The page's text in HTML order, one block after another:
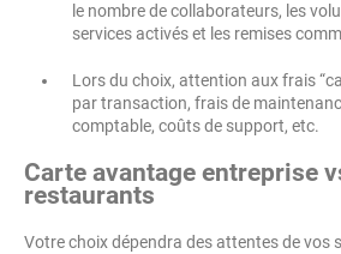
le nombre de collaborateurs, les
services activés et les remises
Lors du choix, attention aux frais
par transaction, frais de
comptable, coûts de support, etc.
Carte avantage entreprise
restaurants
Votre choix dépendra des attentes de vos